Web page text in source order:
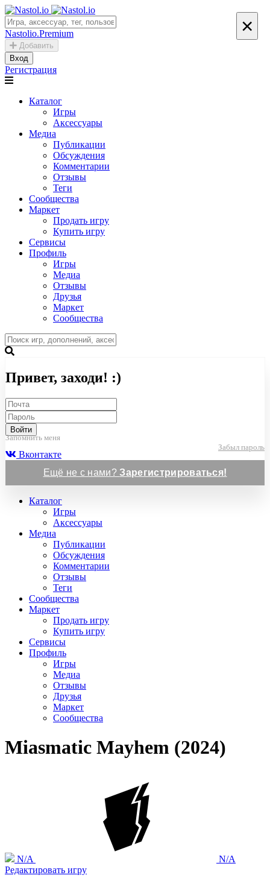
Nastolio.Premium
Добавить
Вход
Регистрация
Каталог
Игры
Аксессуары
Медиа
Публикации
Обсуждения
Комментарии
Отзывы
Теги
Сообщества
Маркет
Продать игру
Купить игру
Сервисы
Профиль
Игры
Медиа
Отзывы
Друзья
Маркет
Сообщества
×
Привет, заходи! :)
Войти
Запомнить меня
Забыл пароль
Вконтакте
Ещё не с нами?Зарегистрироваться!
Каталог
Игры
Аксессуары
Медиа
Публикации
Обсуждения
Комментарии
Отзывы
Теги
Сообщества
Маркет
Продать игру
Купить игру
Сервисы
Профиль
Игры
Медиа
Отзывы
Друзья
Маркет
Сообщества
Miasmatic Mayhem (2024)
N/A
N/A
Редактировать игру